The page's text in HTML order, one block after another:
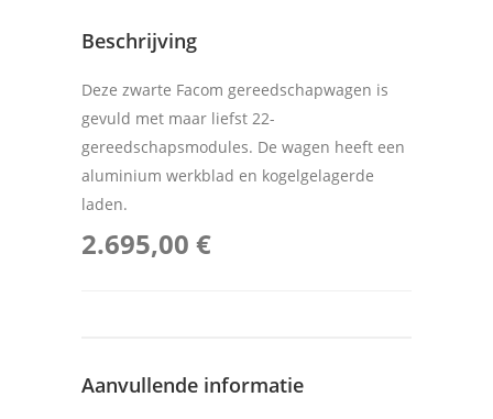
Beschrijving
Deze zwarte Facom gereedschapwagen is
gevuld met maar liefst 22-
gereedschapsmodules. De wagen heeft een
aluminium werkblad en kogelgelagerde
laden.
2.695,00 €
Aanvullende informatie